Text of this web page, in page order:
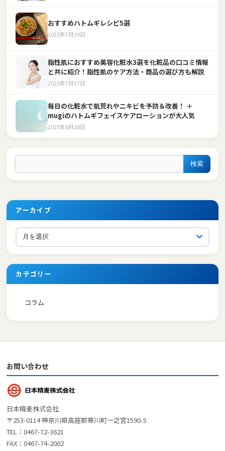
おすすめハトムギレシピ5選
2025年7月30日
脂性肌におすすめ美容化粧水3選を化粧品の口コミ情報
と共に紹介！脂性肌のケア方法・商品の選び方も解説
2025年7月17日
毎日の化粧水で肌荒れやニキビを予防＆改善！ ＋
mugiのハトムギフェイスケアローションが大人気
2025年6月18日
検索
アーカイブ
カテゴリー
コラム
お問い合わせ
日本精麦株式会社
〒253-0114 神奈川県高座郡寒川町一之宮1590-5
TEL：0467-72-3621
FAX：0467-74-2002